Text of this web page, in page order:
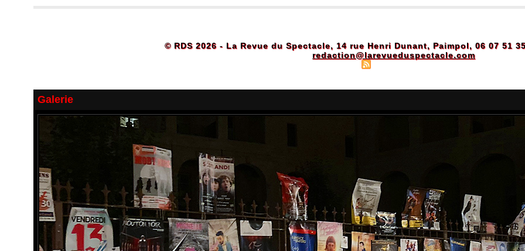
© RDS 2026 - La Revue du Spectacle, 14 rue Henri Dunant, Paimpol, 06 07 51
redaction@larevueduspectacle.com
Galerie